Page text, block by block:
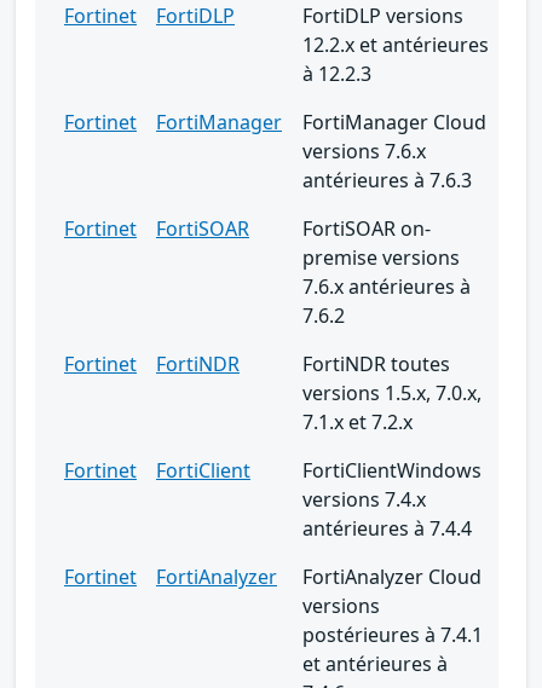
Fortinet
FortiDLP
FortiDLP versions
12.2.x et antérieures
à 12.2.3
Fortinet
FortiManager
FortiManager Cloud
versions 7.6.x
antérieures à 7.6.3
Fortinet
FortiSOAR
FortiSOAR on-
premise versions
7.6.x antérieures à
7.6.2
Fortinet
FortiNDR
FortiNDR toutes
versions 1.5.x, 7.0.x,
7.1.x et 7.2.x
Fortinet
FortiClient
FortiClientWindows
versions 7.4.x
antérieures à 7.4.4
Fortinet
FortiAnalyzer
FortiAnalyzer Cloud
versions
postérieures à 7.4.1
et antérieures à